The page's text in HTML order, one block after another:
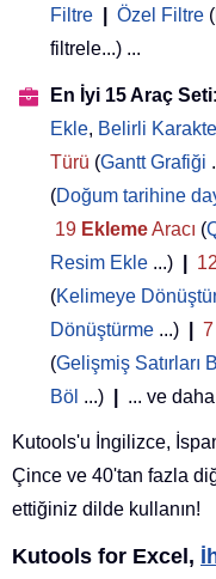
Filtre
Özel Filtre
filtrele...) ...
En İyi 15 Araç Seti:
Ekle, Belirli
Türü (Gantt Grafiği
(Doğum tarihine
19 EklemeAracı (
Resim Ekle ...) 12
(Kelimeye Dönüştür
Dönüştürme ...) 7
(Gelişmiş Satırları
Böl ...) ... ve
Kutools'u İngilizce,
Çince ve 40'tan fazla
ettiğiniz dilde kullanın!
Kutools for Excel,